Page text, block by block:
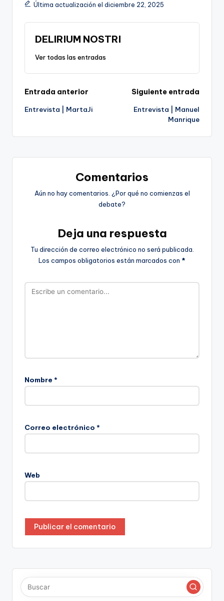
Última actualización el diciembre 22, 2025
DELIRIUM NOSTRI
Ver todas las entradas
Navegación
de
entradas
Entrada anterior
Entrevista | MartaJi
Siguiente entrada
Entrevista | Manuel
Manrique
Comentarios
Aún no hay comentarios. ¿Por qué no comienzas el
debate?
Deja una respuesta
Tu dirección de correo electrónico no será publicada.
Los campos obligatorios están marcados con *
Nombre *
Correo electrónico *
Web